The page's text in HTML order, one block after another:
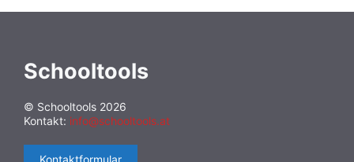
Schooltools
© Schooltools 2026
Kontakt: info@schooltools.at
Kontaktformular